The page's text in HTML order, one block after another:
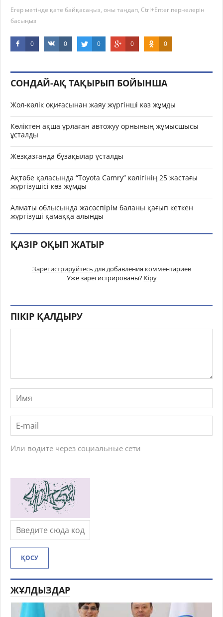
Егер мәтінде қате байқасаңыз, оны таңдап, Ctrl+Enter пернелерін
басыңыз
0 0 0 0 0
СОНДАЙ-АҚ ТАҚЫРЫП БОЙЫНША
Жол-көлік оқиғасынан жаяу жүргінші көз жұмды
Көліктен ақша ұрлаған автожуу орнының жұмысшысы
ұсталды
Жезқазғанда бұзақылар ұсталды
Ақтөбе қаласында “Toyota Camry” көлігінің 25 жастағы
жүргізушісі көз жұмды
Алматы облысында жасөспірім баланы қағып кеткен
жүргізуші қамаққа алынды
ҚАЗІР ОҚЫП ЖАТЫР
Зарегистрируйтесь для добавления комментариев
Уже зарегистрированы? Кіру
ПІКІР ҚАЛДЫРУ
Или водите через социальные сети
ҚОСУ
ЖҰЛДЫЗДАР